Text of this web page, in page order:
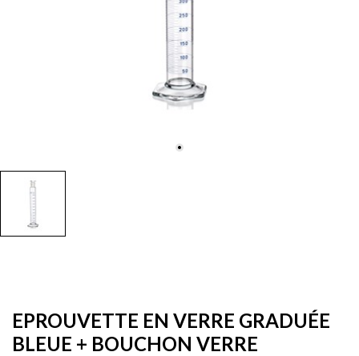
EPROUVETTE EN VERRE GRADUÉE
BLEUE + BOUCHON VERRE